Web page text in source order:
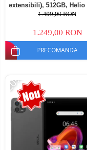
extensibili), 512GB, Helio
10800mAh, 33W, Android
1.499,00 RON
1.249,00 RON
PRECOMANDA
-20%